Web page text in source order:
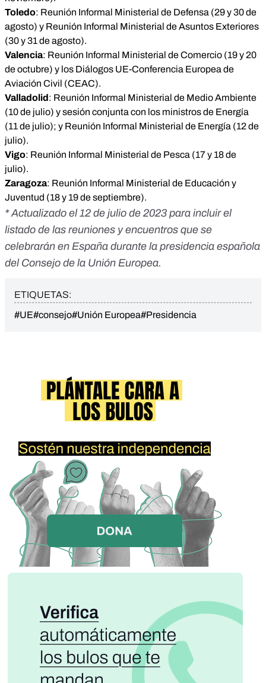
Toledo: Reunión Informal Ministerial de Defensa (29 y 30 de
agosto) y Reunión Informal Ministerial de Asuntos Exteriores
(30 y 31 de agosto).
Valencia: Reunión Informal Ministerial de Comercio (19 y 20
de octubre) y los Diálogos UE-Conferencia Europea de
Aviación Civil (CEAC).
Valladolid: Reunión Informal Ministerial de Medio Ambiente
(10 de julio) y sesión conjunta con los ministros de Energía
(11 de julio); y Reunión Informal Ministerial de Energía (12 de
julio).
Vigo: Reunión Informal Ministerial de Pesca (17 y 18 de
julio).
Zaragoza: Reunión Informal Ministerial de Educación y
Juventud (18 y 19 de septiembre).
* Actualizado el 12 de julio de 2023 para incluir el
listado de las reuniones y encuentros que se
celebrarán en España durante la presidencia española
del Consejo de la Unión Europea.
ETIQUETAS:
#UE#consejo#Unión Europea#Presidencia